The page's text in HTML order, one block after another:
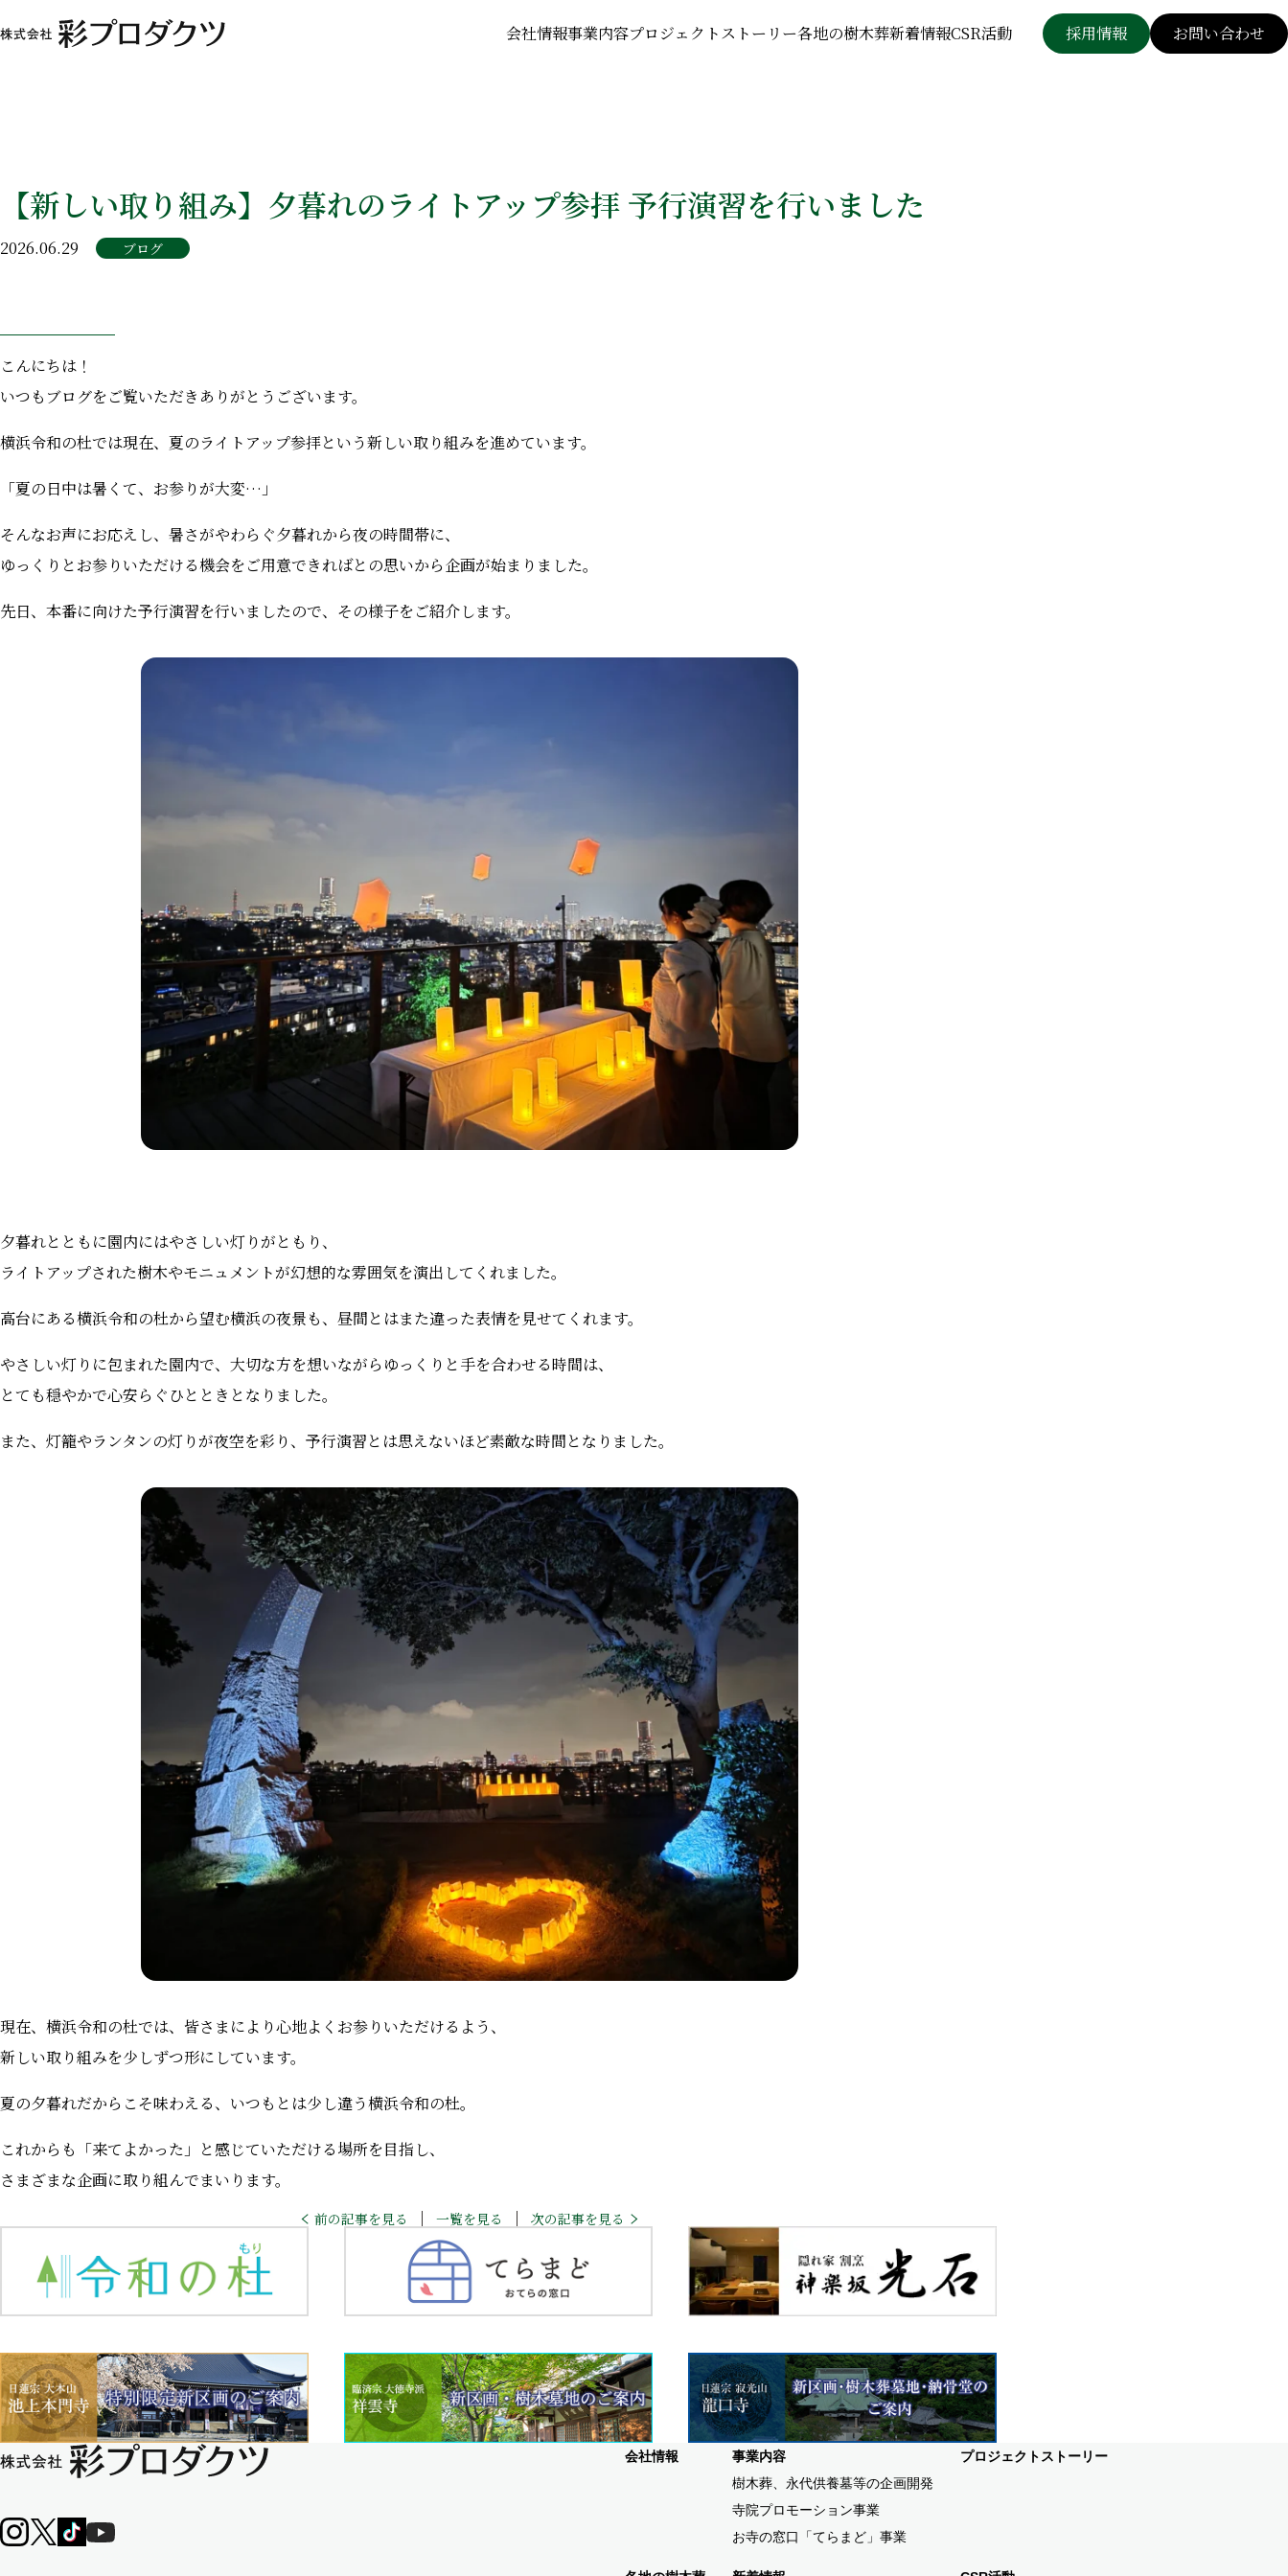
会社情報事業内容プロジェクトストーリー各地の樹木葬新着情報CSR活動 採用情報 お問い合わせ
【新しい取り組み】夕暮れのライトアップ参拝 予行演習を行いました
2026.06.29 ブログ
こんにちは！
いつもブログをご覧いただきありがとうございます。
横浜令和の杜では現在、夏のライトアップ参拝という新しい取り組みを進めています。
「夏の日中は暑くて、お参りが大変…」
そんなお声にお応えし、暑さがやわらぐ夕暮れから夜の時間帯に、
ゆっくりとお参りいただける機会をご用意できればとの思いから企画が始まりました。
先日、本番に向けた予行演習を行いましたので、その様子をご紹介します。
夕暮れとともに園内にはやさしい灯りがともり、
ライトアップされた樹木やモニュメントが幻想的な雰囲気を演出してくれました。
高台にある横浜令和の杜から望む横浜の夜景も、昼間とはまた違った表情を見せてくれます。
やさしい灯りに包まれた園内で、大切な方を想いながらゆっくりと手を合わせる時間は、
とても穏やかで心安らぐひとときとなりました。
また、灯籠やランタンの灯りが夜空を彩り、予行演習とは思えないほど素敵な時間となりました。
現在、横浜令和の杜では、皆さまにより心地よくお参りいただけるよう、
新しい取り組みを少しずつ形にしています。
夏の夕暮れだからこそ味わえる、いつもとは少し違う横浜令和の杜。
これからも「来てよかった」と感じていただける場所を目指し、
さまざまな企画に取り組んでまいります。
前の記事を見る 一覧を見る 次の記事を見る
会社情報
事業内容
樹木葬、永代供養墓等の企画開発
寺院プロモーション事業
お寺の窓口「てらまど」事業
プロジェクトストーリー